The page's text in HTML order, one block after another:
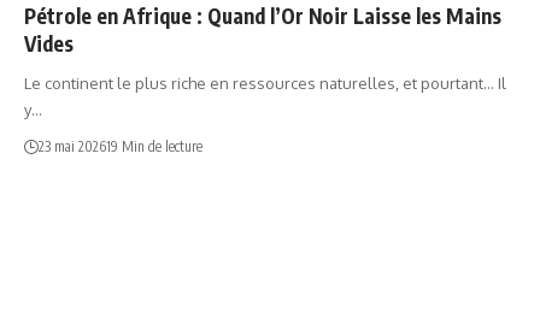
Pétrole en Afrique : Quand l’Or Noir Laisse les Mains
Vides
Le continent le plus riche en ressources naturelles, et pourtant... Il
y…
23 mai 202619 Min de lecture